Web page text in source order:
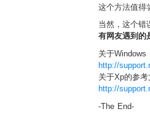
这个方法值得
当然，这个错
有网友遇到的
关于Windows
http://
关于Xp的参考
http://
-The End-